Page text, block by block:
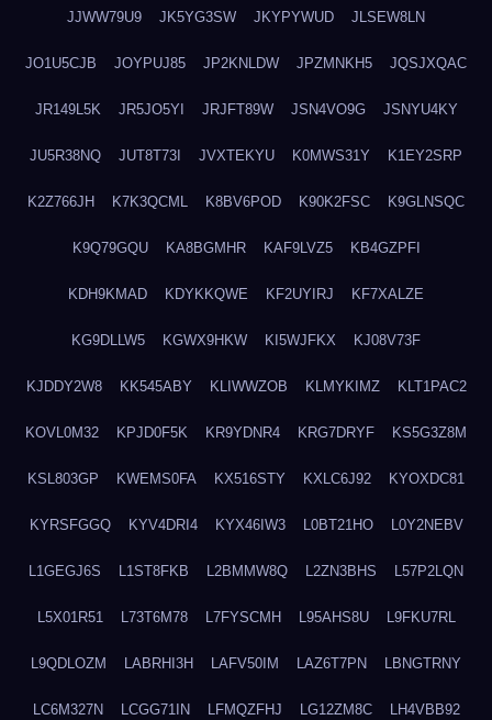
JJWW79U9 JK5YG3SW JKYPYWUD JLSEW8LN
JO1U5CJB JOYPUJ85 JP2KNLDW JPZMNKH5 JQSJXQAC
JR149L5K JR5JO5YI JRJFT89W JSN4VO9G JSNYU4KY
JU5R38NQ JUT8T73I JVXTEKYU K0MWS31Y K1EY2SRP
K2Z766JH K7K3QCML K8BV6POD K90K2FSC K9GLNSQC
K9Q79GQU KA8BGMHR KAF9LVZ5 KB4GZPFI
KDH9KMAD KDYKKQWE KF2UYIRJ KF7XALZE
KG9DLLW5 KGWX9HKW KI5WJFKX KJ08V73F
KJDDY2W8 KK545ABY KLIWWZOB KLMYKIMZ KLT1PAC2
KOVL0M32 KPJD0F5K KR9YDNR4 KRG7DRYF KS5G3Z8M
KSL803GP KWEMS0FA KX516STY KXLC6J92 KYOXDC81
KYRSFGGQ KYV4DRI4 KYX46IW3 L0BT21HO L0Y2NEBV
L1GEGJ6S L1ST8FKB L2BMMW8Q L2ZN3BHS L57P2LQN
L5X01R51 L73T6M78 L7FYSCMH L95AHS8U L9FKU7RL
L9QDLOZM LABRHI3H LAFV50IM LAZ6T7PN LBNGTRNY
LC6M327N LCGG71IN LFMQZFHJ LG12ZM8C LH4VBB92